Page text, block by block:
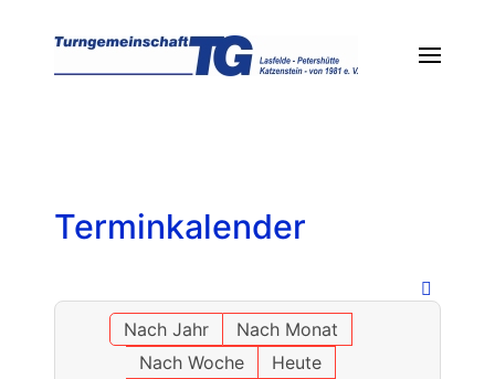
Terminkalender
Nach Jahr
Nach Monat
Nach Woche
Heute